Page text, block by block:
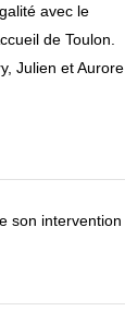
avec le
de Toulon.
Julien et Aurore
son intervention